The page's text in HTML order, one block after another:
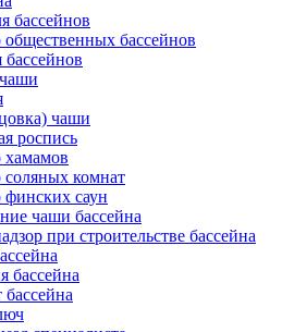
бассейнов
общественных бассейнов
бассейнов
чаши
роспись
хамамов
соляных комнат
финских саун
чаши бассейна
при строительстве бассейна
бассейна